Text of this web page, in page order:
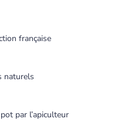
française
naturels
par l’apiculteur